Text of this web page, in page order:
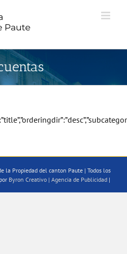
la Propiedad del canton Paute | Todos los
Byron Creativo | Agencia de Publicidad |